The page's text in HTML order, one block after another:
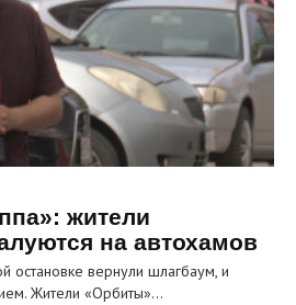
жители
на автохамов
остановке вернули шлагбаум, и
Жители «Орбиты»…